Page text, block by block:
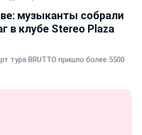
музыканты собрали
в клубе Stereo Plaza
тура BRUTTO пришло более 5500